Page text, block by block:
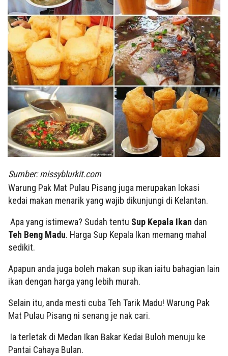
Sumber: missyblurkit.com
Warung Pak Mat Pulau Pisang juga merupakan lokasi
kedai makan menarik yang wajib dikunjungi di Kelantan.
Apa yang istimewa? Sudah tentu Sup Kepala Ikan dan
Teh Beng Madu. Harga Sup Kepala Ikan memang mahal
sedikit.
Apapun anda juga boleh makan sup ikan iaitu bahagian lain
ikan dengan harga yang lebih murah.
Selain itu, anda mesti cuba Teh Tarik Madu! Warung Pak
Mat Pulau Pisang ni senang je nak cari.
Ia terletak di Medan Ikan Bakar Kedai Buloh menuju ke
Pantai Cahaya Bulan.